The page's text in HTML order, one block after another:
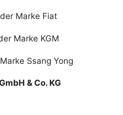
& Co. KG